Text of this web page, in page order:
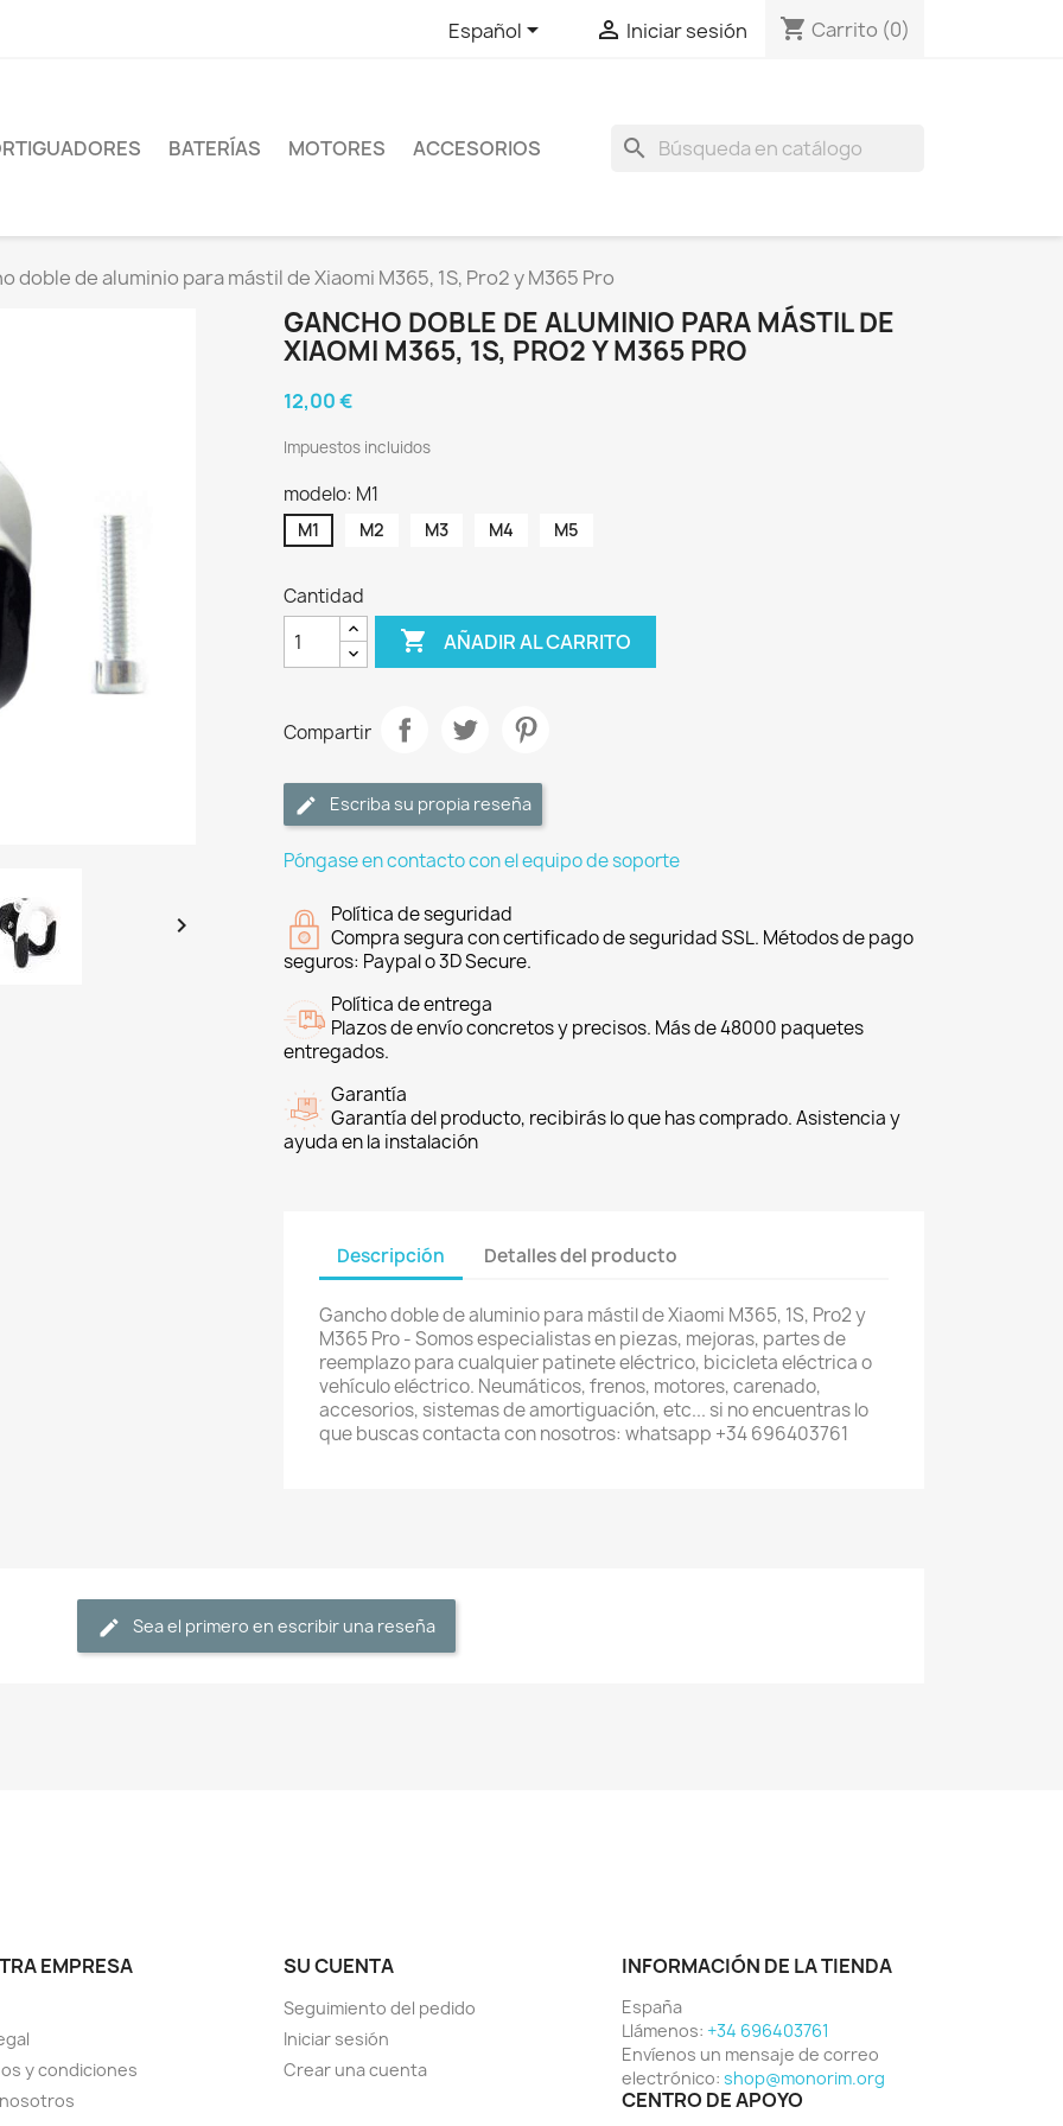
Español  Iniciar sesión shopping_cart Carrito (0)
BATERÍAS MOTORES ACCESORIOS search
doble de aluminio para mástil de Xiaomi M365, 1S, Pro2 y M365 Pro

GANCHO DOBLE DE ALUMINIO PARA MÁSTIL DE
XIAOMI M365, 1S, PRO2 Y M365 PRO
12,00 €
Impuestos incluidos
modelo: M1
M1 M2 M3 M4 M5
Cantidad
 AÑADIR AL CARRITO
Compartir
Escriba su propia reseña
Póngase en contacto con el equipo de soporte
Política de seguridad
Compra segura con certificado de seguridad SSL. Métodos de pago
seguros: Paypal o 3D Secure.
Política de entrega
Plazos de envío concretos y precisos. Más de 48000 paquetes
entregados.
Garantía
Garantía del producto, recibirás lo que has comprado. Asistencia y
ayuda en la instalación
Descripción Detalles del producto
Gancho doble de aluminio para mástil de Xiaomi M365, 1S, Pro2 y
M365 Pro - Somos especialistas en piezas, mejoras, partes de
reemplazo para cualquier patinete eléctrico, bicicleta eléctrica o
vehículo eléctrico. Neumáticos, frenos, motores, carenado,
accesorios, sistemas de amortiguación, etc... si no encuentras lo
que buscas contacta con nosotros: whatsapp +34 696403761
Sea el primero en escribir una reseña
EMPRESA
y condiciones
SU CUENTA
Seguimiento del pedido
Iniciar sesión
Crear una cuenta
INFORMACIÓN DE LA TIENDA
España
Llámenos: +34 696403761
Envíenos un mensaje de correo
electrónico: shop@monorim.org
CENTRO DE APOYO